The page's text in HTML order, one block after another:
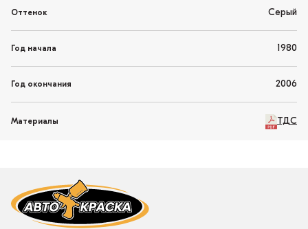
Оттенок Серый
Год начала 1980
Год окончания 2006
Материалы ТДС